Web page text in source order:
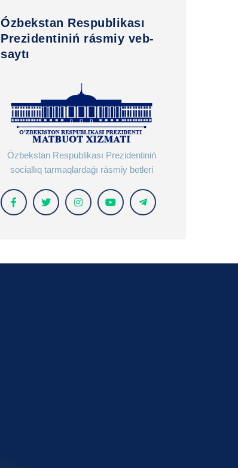
Ózbekstan Respublikası
Prezidentiniń rásmiy veb-
saytı
Ózbekstan Respublikası Prezidentiniń
sociallıq tarmaqlardaǵı rásmiy betleri